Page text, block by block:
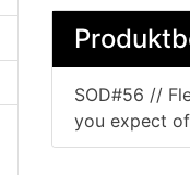
SOD#56 //
you expect of